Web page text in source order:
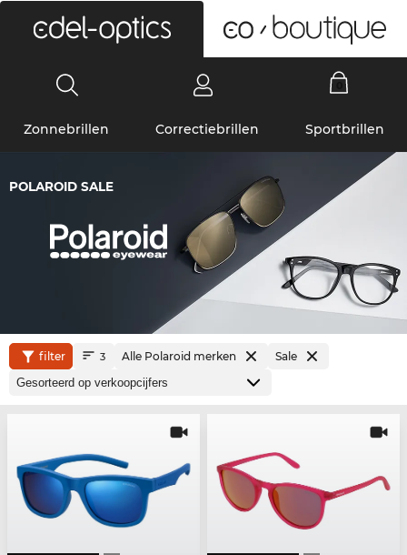
Zonnebrillen Correctiebrillen Sportbrillen
POLAROID SALE
filter 3 Alle Polaroid merken Sale